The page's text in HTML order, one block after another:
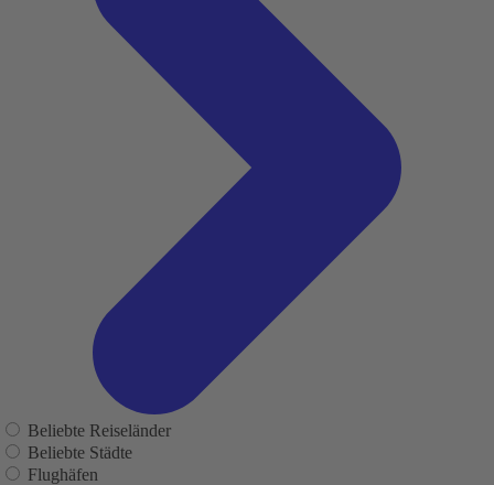
Beliebte Reiseländer
Beliebte Städte
Flughäfen